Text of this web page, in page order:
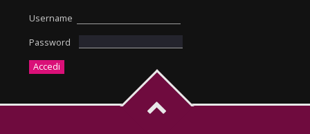
Username
Password